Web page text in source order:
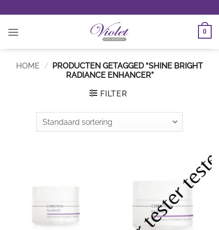
naar
inhoud
0
HOME / PRODUCTEN GETAGGED “SHINE BRIGHT
RADIANCE ENHANCER”
FILTER